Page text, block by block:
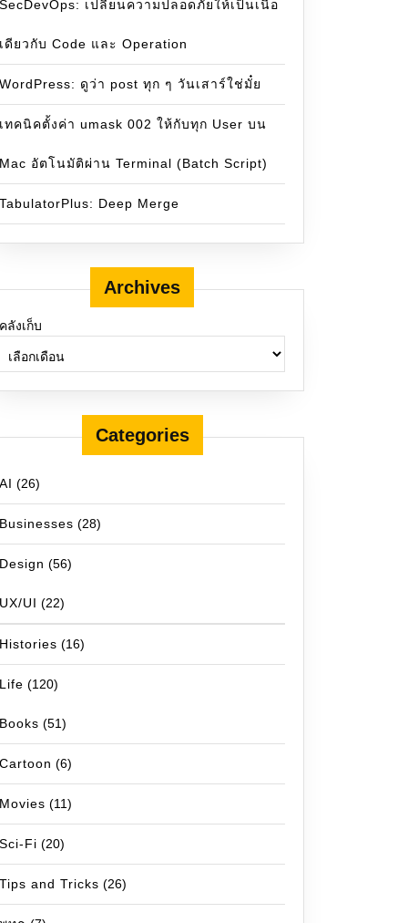
SecDevOps: เปลี่ยนความปลอดภัยให้เป็นเนื้อ
เดียวกับ Code และ Operation
WordPress: ดูว่า post ทุก ๆ วันเสาร์ใช่มั๋ย
เทคนิคตั้งค่า umask 002 ให้กับทุก User บน
Mac อัตโนมัติผ่าน Terminal (Batch Script)
TabulatorPlus: Deep Merge
Archives
คลังเก็บ
Categories
AI (26)
Businesses (28)
Design (56)
UX/UI (22)
Histories (16)
Life (120)
Books (51)
Cartoon (6)
Movies (11)
Sci-Fi (20)
Tips and Tricks (26)